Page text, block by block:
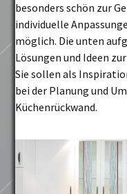
besonders schön zur
individuelle
möglich. Die unten
Lösungen und Ideen
Sie sollen als
bei der Planung und
Küchenrückwand.